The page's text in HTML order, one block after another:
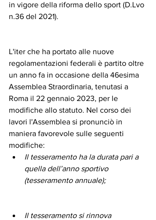
in vigore della riforma dello sport (D.Lvo
n.36 del 2021).
L'iter che ha portato alle nuove
regolamentazioni federali è partito oltre
un anno fa in occasione della 46esima
Assemblea Straordinaria, tenutasi a
Roma il 22 gennaio 2023, per le
modifiche allo statuto. Nel corso dei
lavori l'Assemblea si pronunciò in
maniera favorevole sulle seguenti
modifiche:
Il tesseramento ha la durata pari a
quella dell’anno sportivo
(tesseramento annuale);
Il tesseramento si rinnova